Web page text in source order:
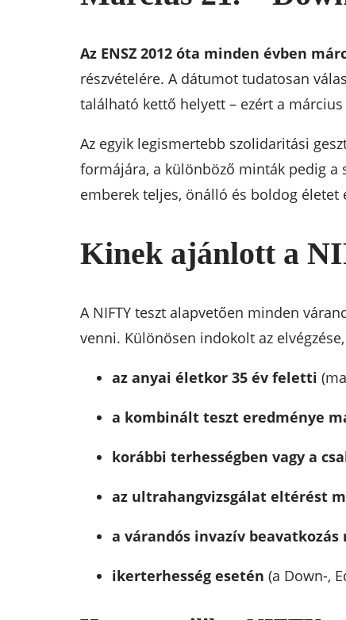
Az ENSZ 2012 óta minden évben
részvételére. A dátumot tudatosan
található kettő helyett – ezért a
Az egyik legismertebb szolidaritási
formájára, a különböző minták pedig a
emberek teljes, önálló és boldog életet
Kinek ajánlott a
A NIFTY teszt alapvetően minden
venni. Különösen indokolt az
az anyai életkor 35 év feletti
a kombinált teszt eredménye
korábbi terhességben vagy a
az ultrahangvizsgálat eltérést
a várandós invazív
ikerterhesség esetén (a Down-,